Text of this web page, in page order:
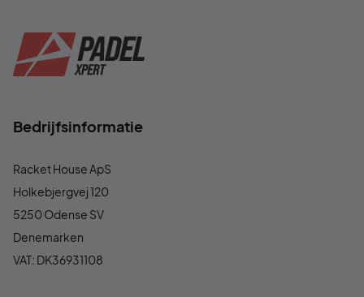
Bedrijfsinformatie
Racket House ApS
Holkebjergvej 120
5250 Odense SV
Denemarken
VAT: DK36931108